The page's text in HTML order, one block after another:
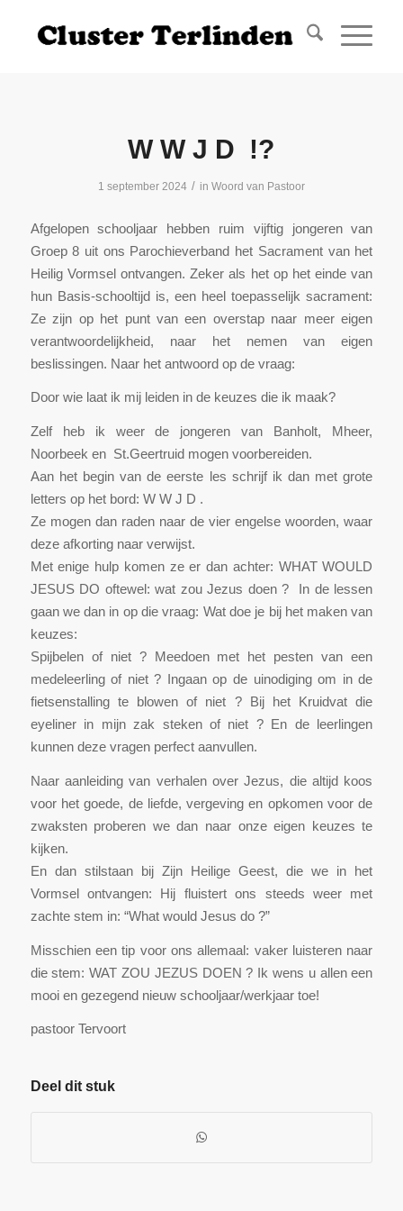
W W J D !?
1 september 2024 / in Woord van Pastoor
Afgelopen schooljaar hebben ruim vijftig jongeren van
Groep 8 uit ons Parochieverband het Sacrament van het
Heilig Vormsel ontvangen. Zeker als het op het einde van
hun Basis-schooltijd is, een heel toepasselijk sacrament:
Ze zijn op het punt van een overstap naar meer eigen
verantwoordelijkheid, naar het nemen van eigen
beslissingen. Naar het antwoord op de vraag:
Door wie laat ik mij leiden in de keuzes die ik maak?
Zelf heb ik weer de jongeren van Banholt, Mheer,
Noorbeek en St.Geertruid mogen voorbereiden.
Aan het begin van de eerste les schrijf ik dan met grote
letters op het bord: W W J D .
Ze mogen dan raden naar de vier engelse woorden, waar
deze afkorting naar verwijst.
Met enige hulp komen ze er dan achter: WHAT WOULD
JESUS DO oftewel: wat zou Jezus doen ? In de lessen
gaan we dan in op die vraag: Wat doe je bij het maken van
keuzes:
Spijbelen of niet ? Meedoen met het pesten van een
medeleerling of niet ? Ingaan op de uinodiging om in de
fietsenstalling te blowen of niet ? Bij het Kruidvat die
eyeliner in mijn zak steken of niet ? En de leerlingen
kunnen deze vragen perfect aanvullen.
Naar aanleiding van verhalen over Jezus, die altijd koos
voor het goede, de liefde, vergeving en opkomen voor de
zwaksten proberen we dan naar onze eigen keuzes te
kijken.
En dan stilstaan bij Zijn Heilige Geest, die we in het
Vormsel ontvangen: Hij fluistert ons steeds weer met
zachte stem in: “What would Jesus do ?”
Misschien een tip voor ons allemaal: vaker luisteren naar
die stem: WAT ZOU JEZUS DOEN ? Ik wens u allen een
mooi en gezegend nieuw schooljaar/werkjaar toe!
pastoor Tervoort
Deel dit stuk